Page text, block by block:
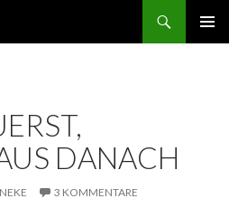
DANACH
3 KOMMENTARE